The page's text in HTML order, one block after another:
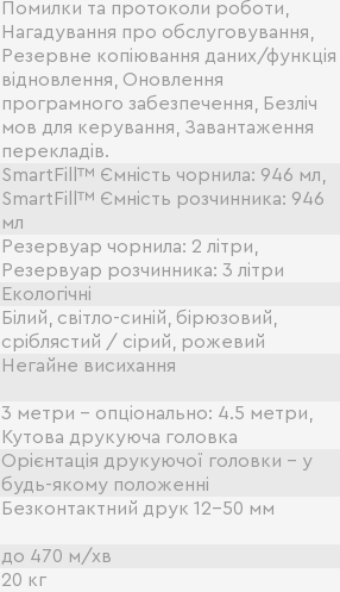
Помилки та протоколи роботи,
Нагадування про обслуговування,
Резервне копіювання даних/функція
відновлення, Оновлення
програмного забезпечення, Безліч
мов для керування, Завантаження
перекладів.
SmartFill™ Ємність чорнила: 946 мл,
SmartFill™ Ємність розчинника: 946
мл
Резервуар чорнила: 2 літри,
Резервуар розчинника: 3 літри
Екологічні
Білий, світло-синій, бірюзовий,
сріблястий / сірий, рожевий
Негайне висихання
3 метри - опціонально: 4.5 метри,
Кутова друкуюча головка
Орієнтація друкуючої головки - у
будь-якому положенні
Безконтактний друк 12-50 мм
до 470 м/хв
20 кг